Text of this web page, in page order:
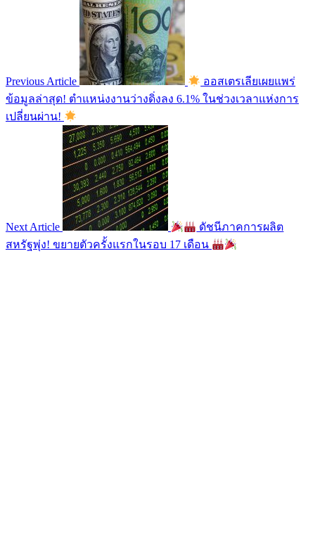
Previous Article
ออสเตรเลียเผยแพร่
ข้อมูลล่าสุด! ตำแหน่งงานว่างดิ่งลง 6.1% ในช่วงเวลาแห่งการ
เปลี่ยนผ่าน!
Next Article
ดัชนีภาคการผลิต
สหรัฐพุ่ง! ขยายตัวครั้งแรกในรอบ 17 เดือน